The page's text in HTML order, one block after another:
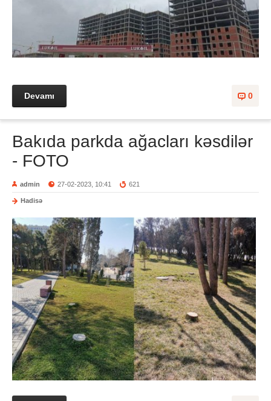
0
Devamı
Bakıda parkda ağacları kəsdilər
- FOTO
admin 27-02-2023, 10:41 621
Hadisə